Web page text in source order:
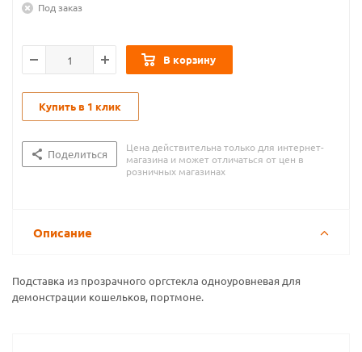
Под заказ
В корзину
Купить в 1 клик
Поделиться
Цена действительна только для интернет-
магазина и может отличаться от цен в
розничных магазинах
Описание
Подставка из прозрачного оргстекла одноуровневая для
демонстрации кошельков, портмоне.